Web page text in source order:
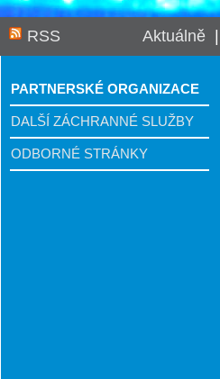
RSS Aktuálně|
PARTNERSKÉ ORGANIZACE
DALŠÍ ZÁCHRANNÉ SLUŽBY
ODBORNÉ STRÁNKY